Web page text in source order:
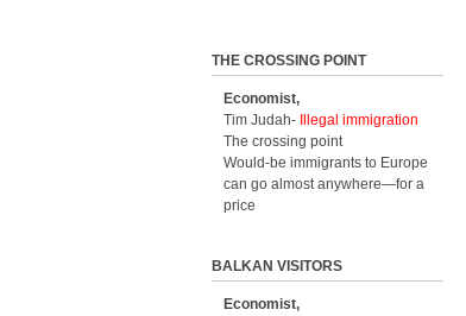
THE CROSSING POINT
Economist,
Tim Judah-
Illegal immigration
The crossing point
Would-be immigrants to Europe
can go almost anywhere—for a
price
BALKAN VISITORS
Economist,